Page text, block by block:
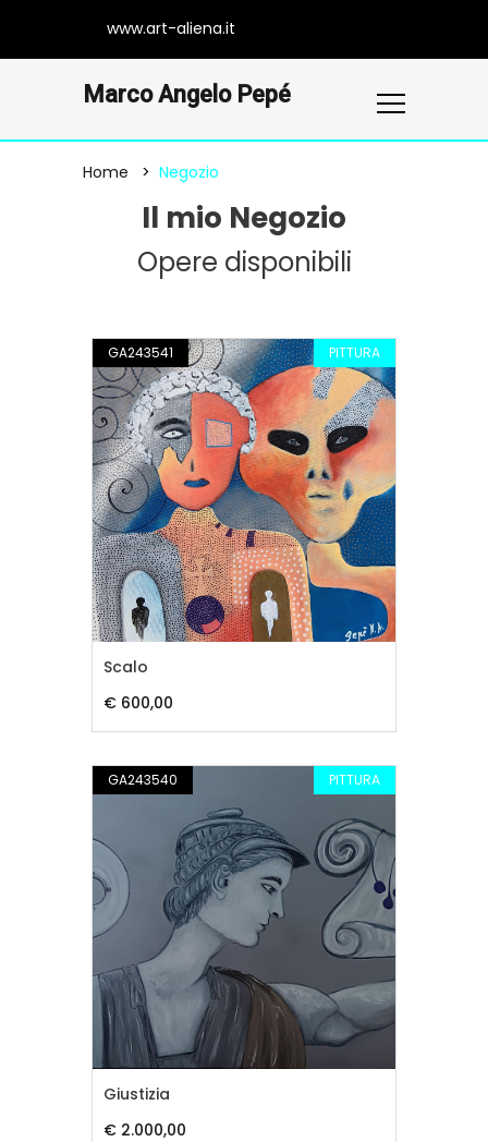
www.art-aliena.it
Marco Angelo Pepé
Home Negozio
Il mio Negozio
Opere disponibili
GA243541 PITTURA
Scalo
€ 600,00
GA243540 PITTURA
Giustizia
€ 2.000,00